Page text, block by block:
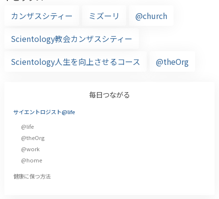
カンザスシティー
ミズーリ
@church
Scientology教会カンザスシティー
Scientology人生を向上させるコース
@theOrg
毎日つながる
サイエントロジスト@life
@life
@theOrg
@work
@home
健康に保つ方法